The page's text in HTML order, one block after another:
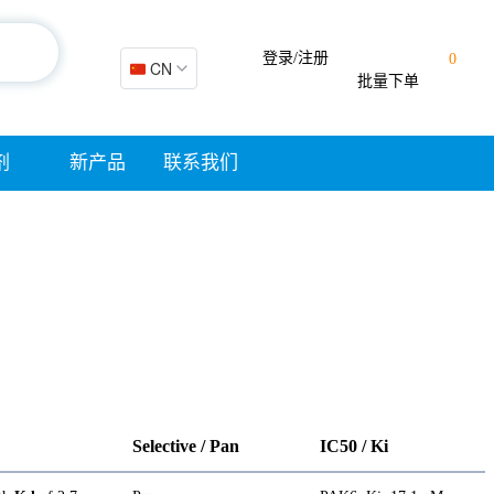
🇨🇳 CN
0
批量下单
登录/注册
新产品 联系我们
Selective / Pan IC50 / Ki